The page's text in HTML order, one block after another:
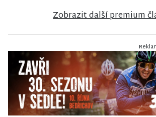
Zobrazit další premium